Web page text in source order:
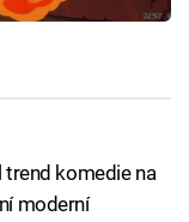
trend komedie na
moderní